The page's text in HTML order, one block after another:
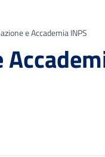
e Accademia INPS